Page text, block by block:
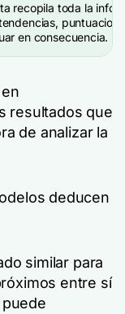
recopila toda la
en consecuencia.
resultados que
de analizar la
deducen
similar para
entre sí